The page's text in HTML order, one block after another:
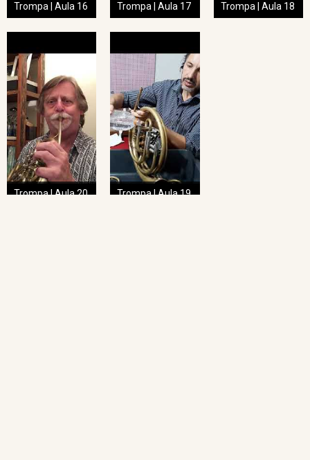
Trompa | Aula 16 Trompa | Aula 17 Trompa | Aula 18
Trompa | Aula 20 Trompa | Aula 19